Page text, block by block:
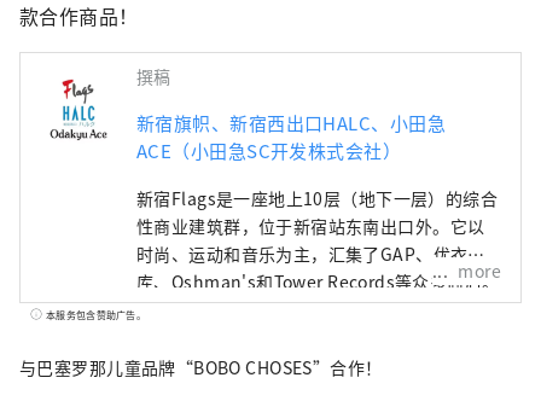
款合作商品！
撰稿
新宿旗帜、新宿西出口HALC、小田急
ACE（小田急SC开发株式会社）
新宿Flags是一座地上10层（地下一层）的综合
性商业建筑群，位于新宿站东南出口外。它以
时尚、运动和音乐为主，汇集了GAP、优衣
库、Oshman's和Tower Records等众多商店。
新宿西口HALC是一个位于新宿站西口的综合性
小田急百货、 BIC CAMERA、餐厅、服务设施
more
本服务包含赞助广告。
与巴塞罗那儿童品牌“BOBO CHOSES”合作！